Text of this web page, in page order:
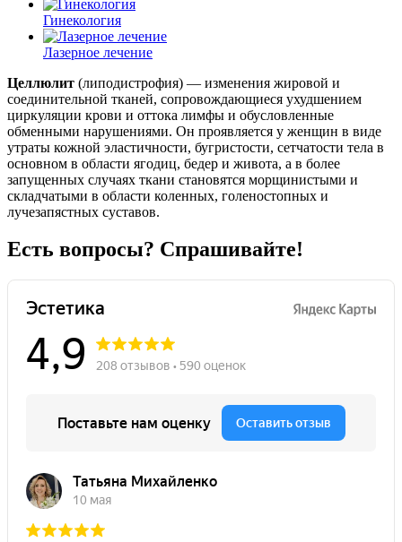
Гинекология
Лазерное лечение
Целлюлит (липодистрофия) — изменения жировой и
соединительной тканей, сопровождающиеся ухудшением
циркуляции крови и оттока лимфы и обусловленные
обменными нарушениями. Он проявляется у женщин в виде
утраты кожной эластичности, бугристости, сетчатости тела в
основном в области ягодиц, бедер и живота, а в более
запущенных случаях ткани становятся морщинистыми и
складчатыми в области коленных, голеностопных и
лучезапястных суставов.
Есть вопросы? Спрашивайте!